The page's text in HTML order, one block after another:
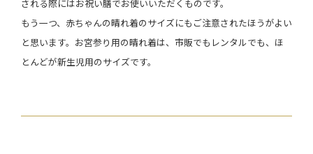
される際にはお祝い膳でお使いいただくものです。
もう一つ、赤ちゃんの晴れ着のサイズにもご注意されたほうがよい
と思います。お宮参り用の晴れ着は、市販でもレンタルでも、ほ
とんどが新生児用のサイズです。